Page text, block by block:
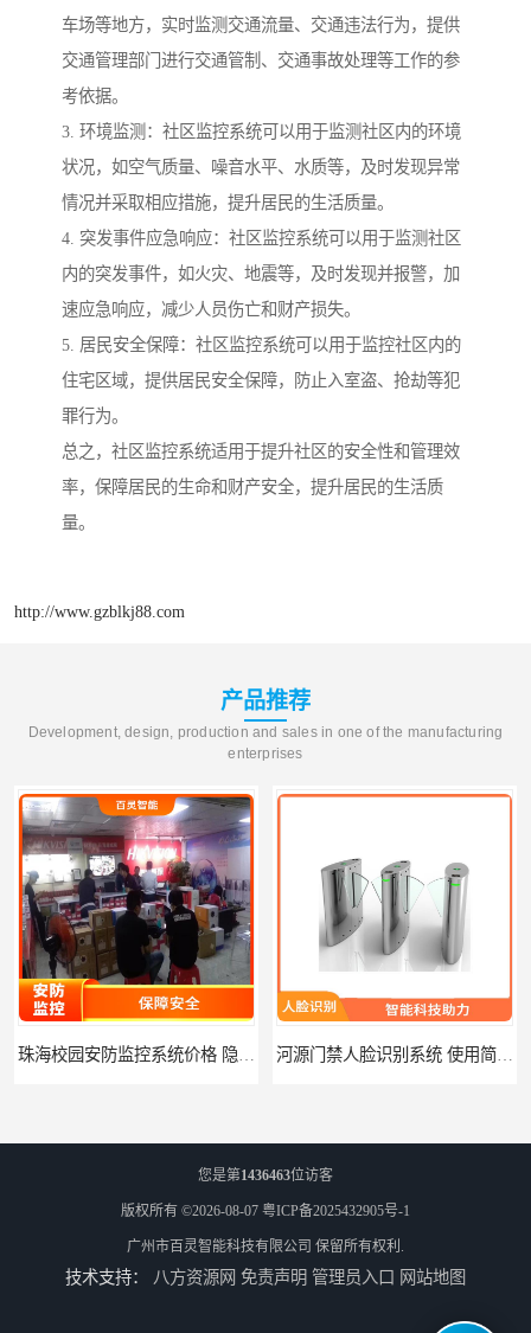
车场等地方，实时监测交通流量、交通违法行为，提供
交通管理部门进行交通管制、交通事故处理等工作的参
考依据。
3. 环境监测：社区监控系统可以用于监测社区内的环境
状况，如空气质量、噪音水平、水质等，及时发现异常
情况并采取相应措施，提升居民的生活质量。
4. 突发事件应急响应：社区监控系统可以用于监测社区
内的突发事件，如火灾、地震等，及时发现并报警，加
速应急响应，减少人员伤亡和财产损失。
5. 居民安全保障：社区监控系统可以用于监控社区内的
住宅区域，提供居民安全保障，防止入室盗、抢劫等犯
罪行为。
总之，社区监控系统适用于提升社区的安全性和管理效
率，保障居民的生命和财产安全，提升居民的生活质
量。
http://www.gzblkj88.com
产品推荐
Development, design, production and sales in one of the manufacturing
enterprises
珠海校园安防监控系统价格 隐私保护 能够长时间稳定运行 河源门禁人脸识别系统 使用简单方便 无需人工干预
您是第1436463位访客
版权所有 ©2026-08-07 粤ICP备2025432905号-1
广州市百灵智能科技有限公司 保留所有权利.
技术支持： 八方资源网 免责声明 管理员入口 网站地图